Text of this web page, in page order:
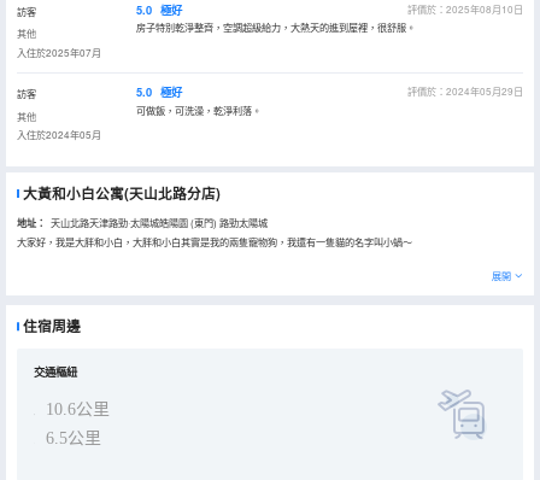
訪客
其他
入住於2025年07月
5.0 極好
評價於：2025年08月10日
房子特別乾淨整齊，空調超級給力，大熱天的進到屋裡，很舒服。
訪客
其他
入住於2024年05月
5.0 極好
評價於：2024年05月29日
可做飯，可洗澡，乾淨利落。
大黃和小白公寓(天山北路分店)
地址：
天山北路天津路勁·太陽城皓陽園 (東門) 路勁太陽城
大家好，我是大胖和小白，大胖和小白其實是我的兩隻寵物狗，我還有一隻貓的名字叫小蝸～
展開
住宿周邊
交通樞紐
10.6公里
6.5公里